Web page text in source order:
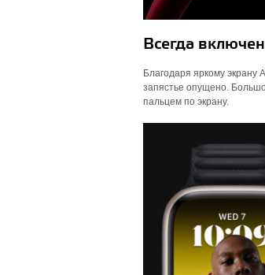
Всегда
Благодаря яркому
запястье опущено.
пальцем по экрану.